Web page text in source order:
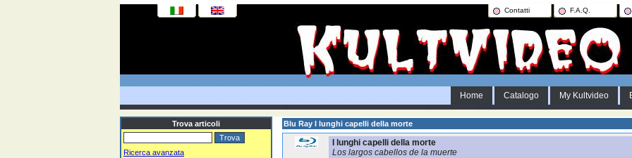
Contatti F.A.Q.
Home Catalogo My Kultvideo
Trova articoli
Ricerca avanzata
Blu Ray I lunghi capelli della morte
I lunghi capelli della morte
Los largos cabellos de la muerte